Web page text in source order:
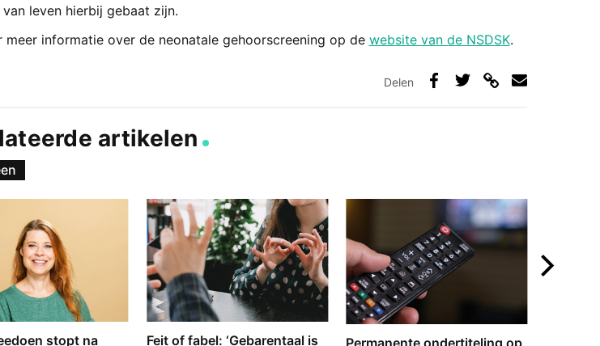
leven hierbij gebaat zijn.
meer informatie over de neonatale gehoorscreening op de website van de NSDSK.
Delen
artikelen
Feit of fabel: ‘Gebarentaal is
Permanente ondertiteling op
stopt na